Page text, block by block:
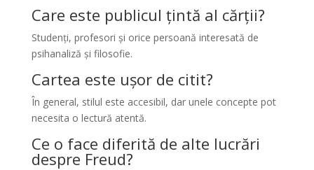
Care este publicul țintă al cărții?
Studenți, profesori și orice persoană interesată de
psihanaliză și filosofie.
Cartea este ușor de citit?
În general, stilul este accesibil, dar unele concepte pot
necesita o lectură atentă.
Ce o face diferită de alte lucrări
despre Freud?